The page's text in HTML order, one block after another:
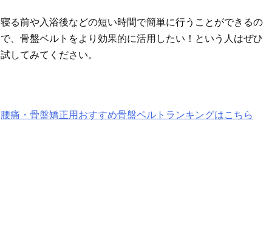
寝る前や入浴後などの短い時間で簡単に行うことができるの
で、骨盤ベルトをより効果的に活用したい！という人はぜひ
試してみてください。
腰痛・骨盤矯正用おすすめ骨盤ベルトランキングはこちら